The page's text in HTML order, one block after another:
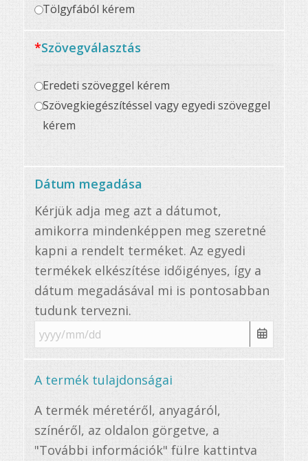
Tölgyfából kérem
*Szövegválasztás
Eredeti szöveggel kérem
Szövegkiegészítéssel vagy egyedi szöveggel
kérem
Dátum megadása
Kérjük adja meg azt a dátumot,
amikorra mindenképpen meg szeretné
kapni a rendelt terméket. Az egyedi
termékek elkészítése időigényes, így a
dátum megadásával mi is pontosabban
tudunk tervezni.
A termék tulajdonságai
A termék méretéről, anyagáról,
színéről, az oldalon görgetve, a
"További információk" fülre kattintva